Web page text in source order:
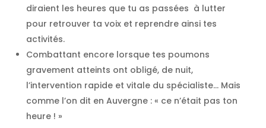
diraient les heures que tu as passées à lutter
pour retrouver ta voix et reprendre ainsi tes
activités.
Combattant encore lorsque tes poumons
gravement atteints ont obligé, de nuit,
l’intervention rapide et vitale du spécialiste... Mais
comme l’on dit en Auvergne : « ce n’était pas ton
heure ! »